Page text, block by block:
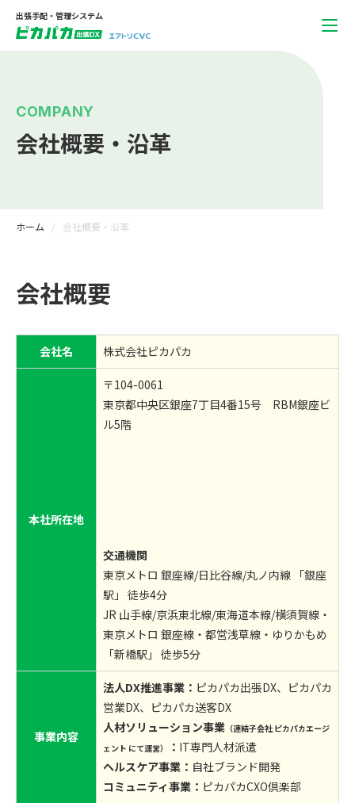
出張手配・管理システム
COMPANY
会社概要・沿革
ホーム 会社概要・沿革
会社概要
会社名 株式会社ピカパカ
本社所在地
〒104-0061
東京都中央区銀座7丁目4番15号 RBM銀座ビ
ル5階
交通機関
東京メトロ 銀座線/日比谷線/丸ノ内線 「銀座
駅」 徒歩4分
JR 山手線/京浜東北線/東海道本線/横須賀線・
東京メトロ 銀座線・都営浅草線・ゆりかもめ
「新橋駅」 徒歩5分
事業内容
法人DX推進事業： ピカパカ出張DX、ピカパカ
営業DX、ピカパカ送客DX
人材ソリューション事業 （連結子会社 ピカパカエージ
ェント にて運営）
： IT専門人材派遣
ヘルスケア事業： 自社ブランド開発
コミュニティ事業： ピカパカCXO倶楽部